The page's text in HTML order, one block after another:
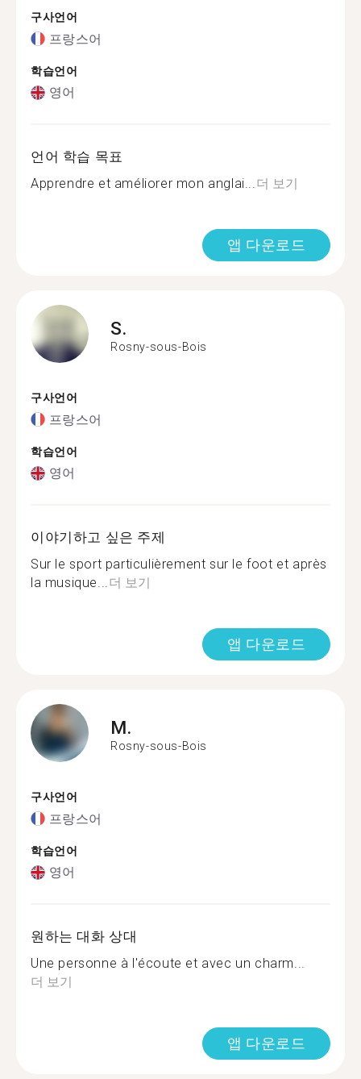
구사언어
프랑스어
학습언어
영어
언어 학습 목표
Apprendre et améliorer mon anglai...더 보기
앱 다운로드
S.
Rosny-sous-Bois
구사언어
프랑스어
학습언어
영어
이야기하고 싶은 주제
Sur le sport particulièrement sur le foot et après
la musique...더 보기
앱 다운로드
M.
Rosny-sous-Bois
구사언어
프랑스어
학습언어
영어
원하는 대화 상대
Une personne à l'écoute et avec un charm...
더 보기
앱 다운로드